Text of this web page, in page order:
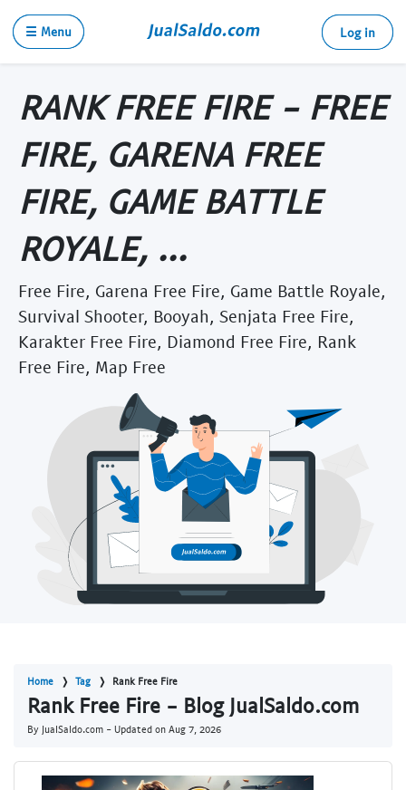
☰ Menu Log in
RANK FREE FIRE - FREE
FIRE, GARENA FREE
FIRE, GAME BATTLE
ROYALE, ...
Free Fire, Garena Free Fire, Game Battle Royale,
Survival Shooter, Booyah, Senjata Free Fire,
Karakter Free Fire, Diamond Free Fire, Rank
Free Fire, Map Free
Home Tag Rank Free Fire
Rank Free Fire - Blog JualSaldo.com
By JualSaldo.com - Updated on Aug 7, 2026